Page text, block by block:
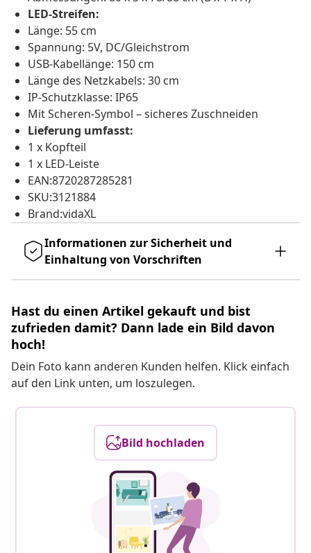
LED-Streifen:
Länge: 55 cm
Spannung: 5V, DC/Gleichstrom
USB-Kabellänge: 150 cm
Länge des Netzkabels: 30 cm
IP-Schutzklasse: IP65
Mit Scheren-Symbol – sicheres Zuschneiden
Lieferung umfasst:
1 x Kopfteil
1 x LED-Leiste
EAN:8720287285281
SKU:3121884
Brand:vidaXL
Informationen zur Sicherheit und
Einhaltung von Vorschriften
Hast du einen Artikel gekauft und bist
zufrieden damit? Dann lade ein Bild davon
hoch!
Dein Foto kann anderen Kunden helfen. Klick einfach
auf den Link unten, um loszulegen.
Bild hochladen